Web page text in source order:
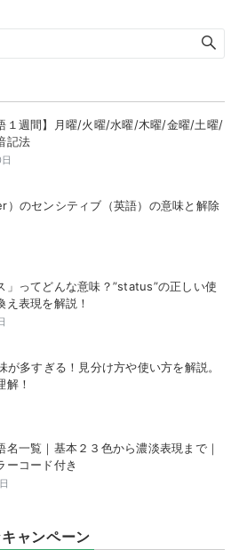
１週間】月曜/火曜/水曜/木曜/金曜/土曜/
記法
）のセンシティブ（英語）の意味と解除
」ってどんな意味？”status”の正しい使
え表現を解説！
が多すぎる！見分け方や使い方を解説。
解！
名一覧｜基本２３色から濃淡表現まで｜
ーコード付き
ャンペーン